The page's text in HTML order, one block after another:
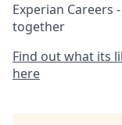
Experian
together
Find out what its
here